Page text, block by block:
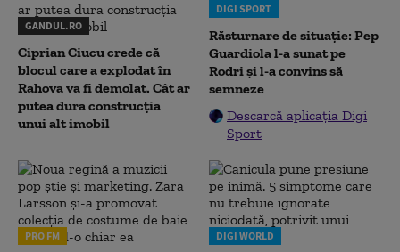
GANDUL.RO
Ciprian Ciucu crede că
blocul care a explodat în
Rahova va fi demolat. Cât ar
putea dura construcția
unui alt imobil
DIGI SPORT
Răsturnare de situație: Pep
Guardiola l-a sunat pe
Rodri și l-a convins să
semneze
Descarcă aplicația Digi
Sport
PRO FM DIGI WORLD